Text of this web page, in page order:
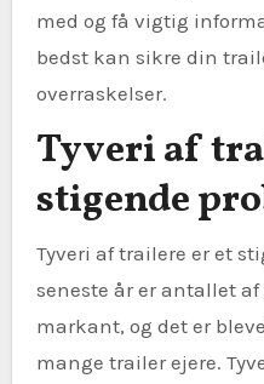
med og få vigtig
bedst kan sikre din
overraskelser.
Tyveri af
stigende
Tyveri af trailere er et
seneste år er antallet
markant, og det er
mange trailer ejere.